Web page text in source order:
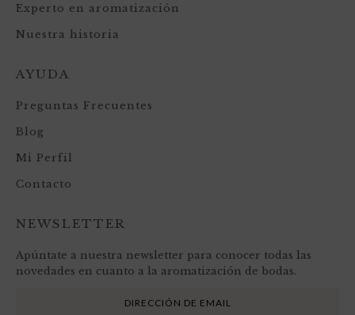
Experto en aromatización
Nuestra historia
AYUDA
Preguntas Frecuentes
Blog
Mi Perfil
Contacto
NEWSLETTER
Apúntate a nuestra newsletter para conocer todas las
novedades en cuanto a la aromatización de bodas.